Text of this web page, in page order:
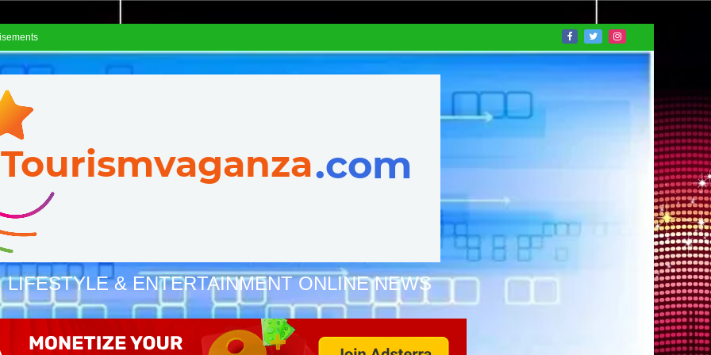
LIFESTYLE & ENTERTAINMENT ONLINE NEWS